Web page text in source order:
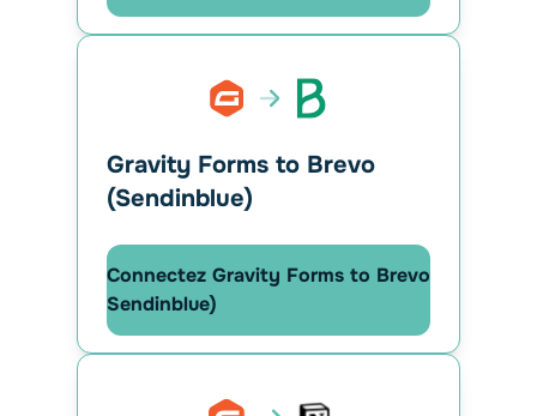
Gravity Forms to Brevo
(Sendinblue)
Connectez Gravity Forms to Brevo
Sendinblue)